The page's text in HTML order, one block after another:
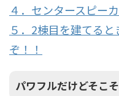
４．センタースピー
５．2棟目を建てる
ぞ！！
パワフルだけどそこ